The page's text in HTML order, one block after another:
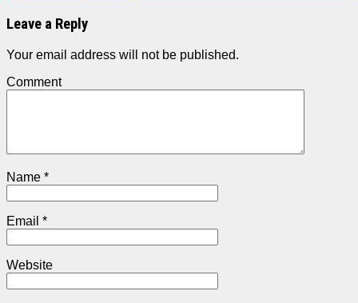
Leave a Reply
Your email address will not be published.
Comment
Name *
Email *
Website